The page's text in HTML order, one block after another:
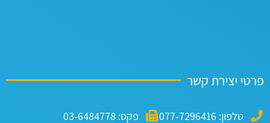
פרטי יצירת קשר
טלפון: 077-7296416 פקס: 03-6484778